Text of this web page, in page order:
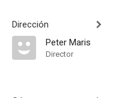
Dirección
Peter Maris
Director